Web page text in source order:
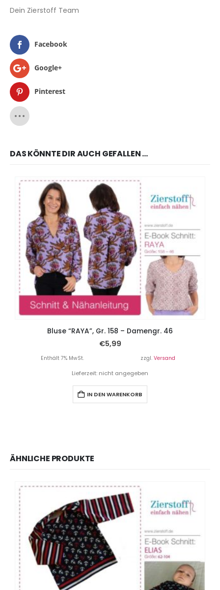
Dein Zierstoff Team
Facebook
Google+
Pinterest
DAS KÖNNTE DIR AUCH GEFALLEN …
Bluse “RAYA”, Gr. 158 – Damengr. 46
€5,99
Enthält 7% MwSt. zzgl. Versand
Lieferzeit: nicht angegeben
IN DEN WARENKORB
ÄHNLICHE PRODUKTE